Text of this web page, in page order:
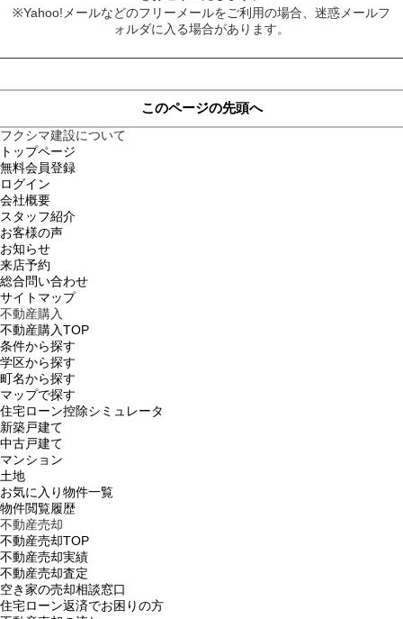
※Yahoo!メールなどのフリーメールをご利用の場合、迷惑メールフ
ォルダに入る場合があります。
このページの先頭へ
フクシマ建設について
トップページ
無料会員登録
ログイン
会社概要
スタッフ紹介
お客様の声
お知らせ
来店予約
総合問い合わせ
サイトマップ
不動産購入
不動産購入TOP
条件から探す
学区から探す
町名から探す
マップで探す
住宅ローン控除シミュレータ
新築戸建て
中古戸建て
マンション
土地
お気に入り物件一覧
物件閲覧履歴
不動産売却
不動産売却TOP
不動産売却実績
不動産売却査定
空き家の売却相談窓口
住宅ローン返済でお困りの方